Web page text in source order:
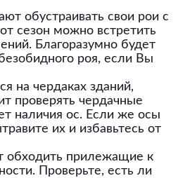
обустраивать свои рои с
сезон можно встретить
Благоразумно будет
роя, если Вы
на чердаках зданий,
проверять чердачные
наличия ос. Если же осы
их и избавьтесь от
обходить прилежащие к
Проверьте, есть ли